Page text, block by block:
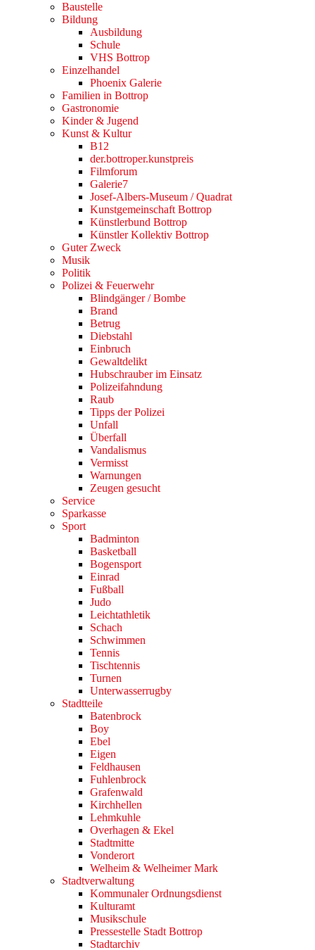
Baustelle
Bildung
Ausbildung
Schule
VHS Bottrop
Einzelhandel
Phoenix Galerie
Familien in Bottrop
Gastronomie
Kinder & Jugend
Kunst & Kultur
B12
der.bottroper.kunstpreis
Filmforum
Galerie7
Josef-Albers-Museum / Quadrat
Kunstgemeinschaft Bottrop
Künstlerbund Bottrop
Künstler Kollektiv Bottrop
Guter Zweck
Musik
Politik
Polizei & Feuerwehr
Blindgänger / Bombe
Brand
Betrug
Diebstahl
Einbruch
Gewaltdelikt
Hubschrauber im Einsatz
Polizeifahndung
Raub
Tipps der Polizei
Unfall
Überfall
Vandalismus
Vermisst
Warnungen
Zeugen gesucht
Service
Sparkasse
Sport
Badminton
Basketball
Bogensport
Einrad
Fußball
Judo
Leichtathletik
Schach
Schwimmen
Tennis
Tischtennis
Turnen
Unterwasserrugby
Stadtteile
Batenbrock
Boy
Ebel
Eigen
Feldhausen
Fuhlenbrock
Grafenwald
Kirchhellen
Lehmkuhle
Overhagen & Ekel
Stadtmitte
Vonderort
Welheim & Welheimer Mark
Stadtverwaltung
Kommunaler Ordnungsdienst
Kulturamt
Musikschule
Pressestelle Stadt Bottrop
Stadtarchiv